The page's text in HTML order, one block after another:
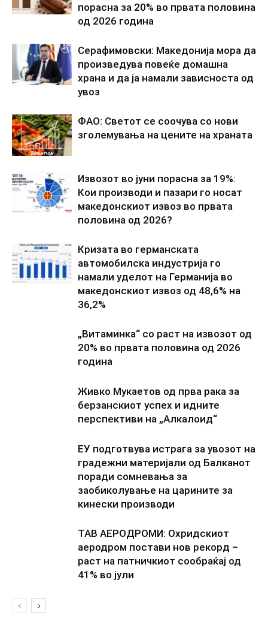
порасна за 20% во првата половина
од 2026 година
Серафимовски: Македонија мора да
произведува повеќе домашна
храна и да ја намали зависноста од
увоз
ФАО: Светот се соочува со нови
зголемувања на цените на храната
Извозот во јуни порасна за 19%:
Кои производи и пазари го носат
македонскиот извоз во првата
половина од 2026?
Кризата во германската
автомобилска индустрија го
намали уделот на Германија во
македонскиот извоз од 48,6% на
36,2%
„Витаминка“ со раст на извозот од
20% во првата половина од 2026
година
Живко Мукаетов од прва рака за
берзанскиот успех и идните
перспективи на „Алкалоид“
ЕУ подготвува истрага за увозот на
градежни материјали од Балканот
поради сомневања за
заобиколување на царините за
кинески производи
ТАВ АЕРОДРОМИ: Охридскиот
аеродром постави нов рекорд –
раст на патничкиот сообраќај од
41% во јули